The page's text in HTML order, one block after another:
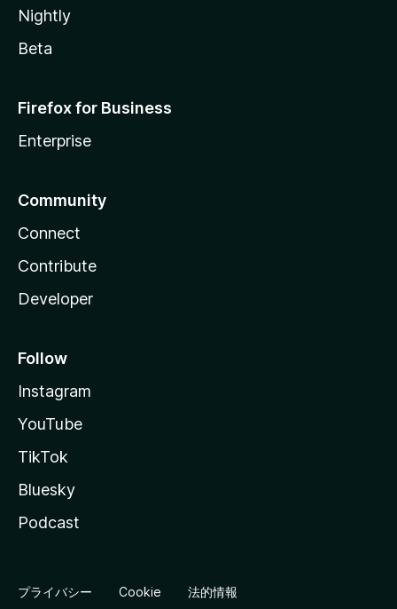
Nightly
Beta
Firefox for Business
Enterprise
Community
Connect
Contribute
Developer
Follow
Instagram
YouTube
TikTok
Bluesky
Podcast
プライバシー Cookie 法的情報